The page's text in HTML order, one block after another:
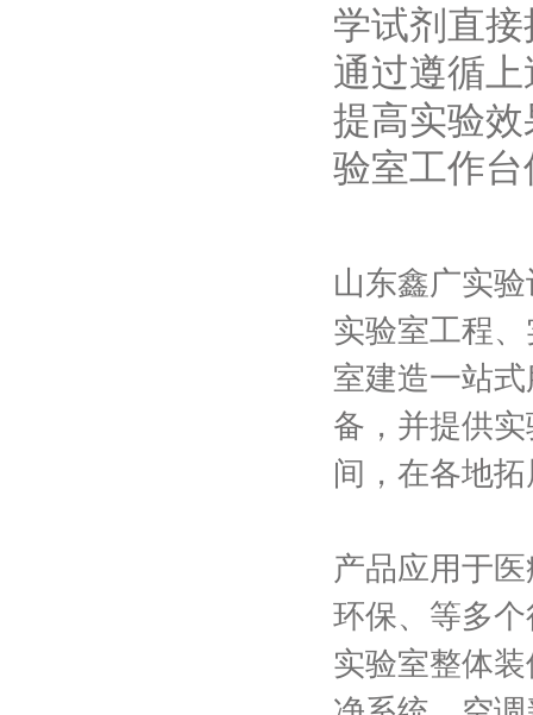
学试剂直
通过遵循
提高实验
验室工作
山东鑫广实
实验室工程
室建造一站
备，并提供
间，在各地
产品应用于
环保、等多
实验室整体